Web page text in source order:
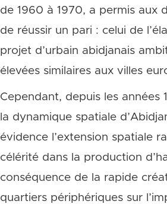
de 1960 à 1970, a permis aux
de réussir un pari : celui de
projet d’urbain abidjanais
élevées similaires aux villes
Cependant, depuis les années
la dynamique spatiale
évidence l’extension spatiale
célérité dans la production
conséquence de la rapide
quartiers périphériques sur